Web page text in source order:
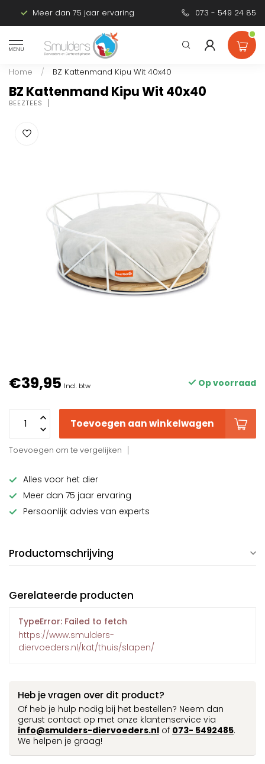
Meer dan 75 jaar ervaring Persoonlijk
073 - 549 24 85
MENU
Home / BZ Kattenmand Kipu Wit 40x40
BZ Kattenmand Kipu Wit 40x40
BEEZTEES
€39,95 Incl. btw Op voorraad
Toevoegen aan winkelwagen
Toevoegen om te vergelijken
Alles voor het dier
Meer dan 75 jaar ervaring
Persoonlijk advies van experts
Productomschrijving
Gerelateerde producten
TypeError: Failed to fetch
https://www.smulders-
diervoeders.nl/kat/thuis/slapen/
Heb je vragen over dit product?
Of heb je hulp nodig bij het bestellen? Neem dan
gerust contact op met onze klantenservice via
info@smulders-diervoeders.nl of 073- 5492485.
We helpen je graag!